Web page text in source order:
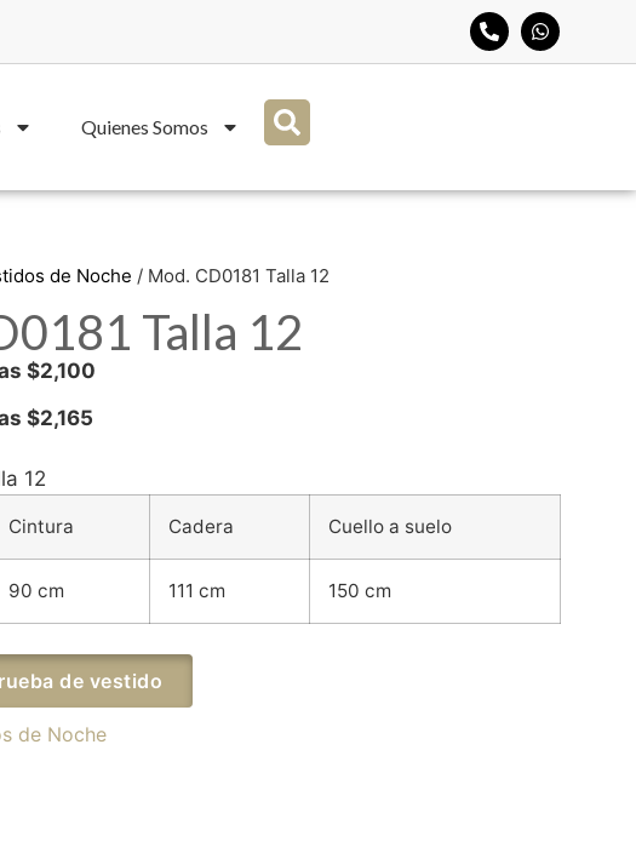
Quienes Somos
de Noche / Mod. CD0181 Talla 12
Talla 12
$2,100
$2,165
12
Cintura Cadera Cuello a suelo
90 cm 111 cm 150 cm
de vestido
de Noche